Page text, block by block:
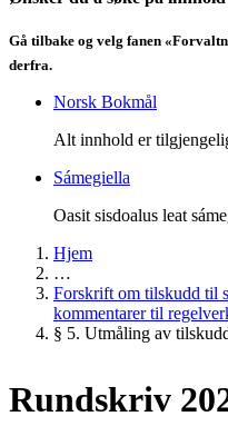
Gå tilbake og velg fanen
derfra.
Norsk Bokmål
Alt innhold er
Sámegiella
Oasit sisdoalus leat
Hjem
…
Forskrift om tilskudd til
kommentarer til
§ 5. Utmåling av
Rundskriv